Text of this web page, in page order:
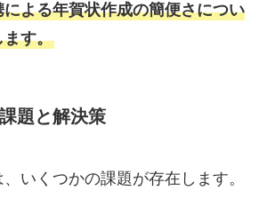
よる年賀状作成の簡便さについ
ます。
題と解決策
いくつかの課題が存在します。